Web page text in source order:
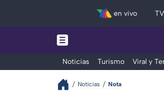
en vivo
Noticias Turismo Viral y
Noticias Nota